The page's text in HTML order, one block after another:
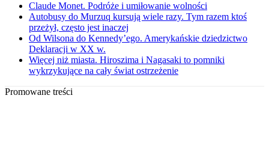
Claude Monet. Podróże i umiłowanie wolności
Autobusy do Murzuq kursują wiele razy. Tym razem ktoś
przeżył, często jest inaczej
Od Wilsona do Kennedy’ego. Amerykańskie dziedzictwo
Deklaracji w XX w.
Więcej niż miasta. Hiroszima i Nagasaki to pomniki
wykrzykujące na cały świat ostrzeżenie
Promowane treści